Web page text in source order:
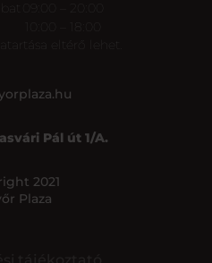
eltérő lehet.
Pál út 1/A.
2021
Plaza